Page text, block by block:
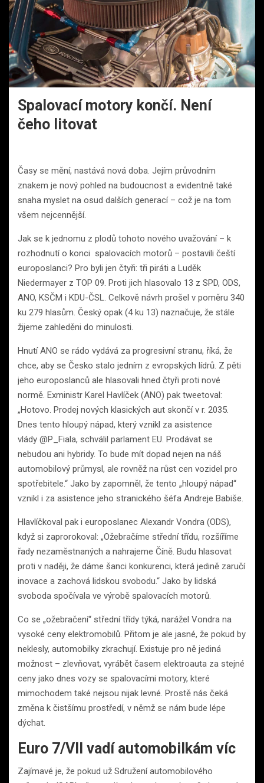
Spalovací motory končí. Není
čeho litovat
Časy se mění, nastává nová doba. Jejím průvodním
znakem je nový pohled na budoucnost a evidentně také
snaha myslet na osud dalších generací – což je na tom
všem nejcennější.
Jak se k jednomu z plodů tohoto nového uvažování – k
rozhodnutí o konci spalovacích motorů – postavili čeští
europoslanci? Pro byli jen čtyři: tři piráti a Luděk
Niedermayer z TOP 09. Proti jich hlasovalo 13 z SPD, ODS,
ANO, KSČM i KDU-ČSL. Celkově návrh prošel v poměru 340
ku 279 hlasům. Český opak (4 ku 13) naznačuje, že stále
žijeme zahleděni do minulosti.
Hnutí ANO se rádo vydává za progresivní stranu, říká, že
chce, aby se Česko stalo jedním z evropských lídrů. Z pěti
jeho europoslanců ale hlasovali hned čtyři proti nové
normě. Exministr Karel Havlíček (ANO) pak tweetoval:
„Hotovo. Prodej nových klasických aut skončí v r. 2035.
Dnes tento hloupý nápad, který vznikl za asistence
vlády @P_Fiala, schválil parlament EU. Prodávat se
nebudou ani hybridy. To bude mít dopad nejen na náš
automobilový průmysl, ale rovněž na růst cen vozidel pro
spotřebitele.“ Jako by zapomněl, že tento „hloupý nápad“
vznikl i za asistence jeho stranického šéfa Andreje Babiše.
Hlavlíčkoval pak i europoslanec Alexandr Vondra (ODS),
když si zaprorokoval: „Ožebračíme střední třídu, rozšíříme
řady nezaměstnaných a nahrajeme Číně. Budu hlasovat
proti v naději, že dáme šanci konkurenci, která jedině zaručí
inovace a zachová lidskou svobodu.“ Jako by lidská
svoboda spočívala ve výrobě spalovacích motorů.
Co se „ožebračení“ střední třídy týká, narážel Vondra na
vysoké ceny elektromobilů. Přitom je ale jasné, že pokud by
neklesly, automobilky zkrachují. Existuje pro ně jediná
možnost – zlevňovat, vyrábět časem elektroauta za stejné
ceny jako dnes vozy se spalovacími motory, které
mimochodem také nejsou nijak levné. Prostě nás čeká
změna k čistšímu prostředí, v němž se nám bude lépe
dýchat.
Euro 7/VII vadí automobilkám víc
Zajímavé je, že pokud už Sdružení automobilového